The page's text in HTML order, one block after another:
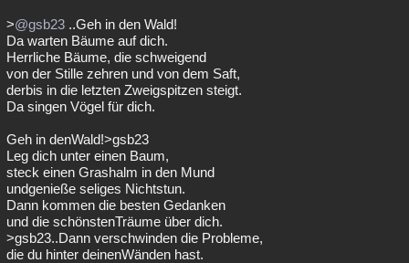
>@gsb23 ..Geh in den Wald!
Da warten Bäume auf dich.
Herrliche Bäume, die schweigend
von der Stille zehren und von dem Saft,
derbis in die letzten Zweigspitzen steigt.
Da singen Vögel für dich.
Geh in denWald!>gsb23
Leg dich unter einen Baum,
steck einen Grashalm in den Mund
undgenieße seliges Nichtstun.
Dann kommen die besten Gedanken
und die schönstenTräume über dich.
>gsb23..Dann verschwinden die Probleme,
die du hinter deinenWänden hast.